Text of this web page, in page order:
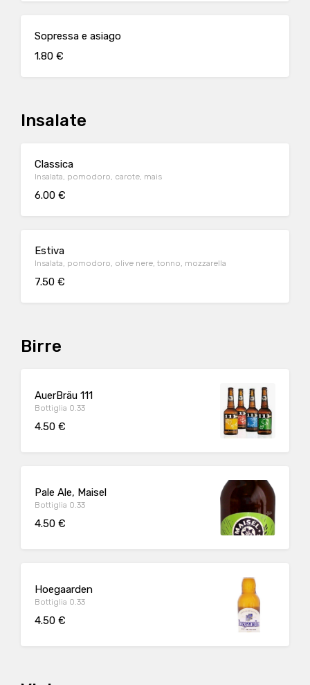
Sopressa e asiago
1.80 €
Insalate
Classica
Insalata, pomodoro, carote, mais
6.00 €
Estiva
Insalata, pomodoro, olive nere, tonno, mozzarella
7.50 €
Birre
AuerBräu 111
Bottiglia 0.33
4.50 €
Pale Ale, Maisel
Bottiglia 0.33
4.50 €
Hoegaarden
Bottiglia 0.33
4.50 €